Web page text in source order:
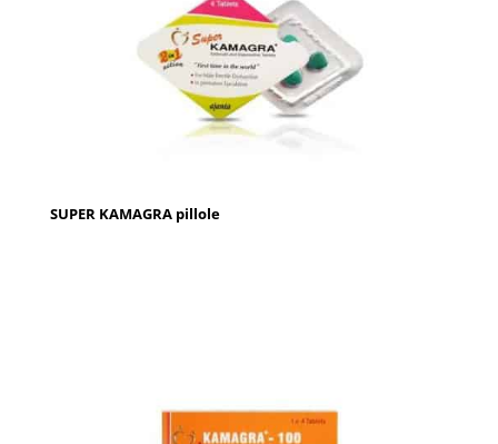
SUPER KAMAGRA pillole